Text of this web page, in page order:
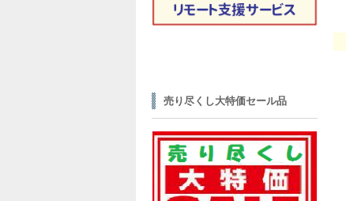
売り尽くし大特価セール品